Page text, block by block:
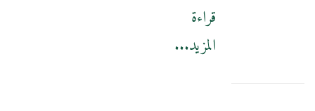
قراءة
المزيد...